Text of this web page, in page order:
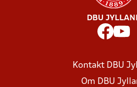
DBU
Kontakt DBU
Om DBU